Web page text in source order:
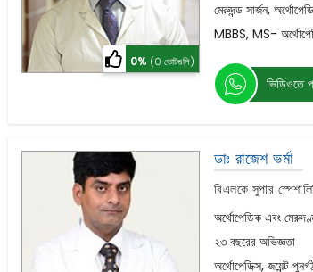
0% (0 ভোটগুলি)
মেরুদন্ড সার্জন,
MBBS, MS-
ভিডিওতে
ডাঃ রাজেশ ভর্মা
বিএলকে সুপার
অর্থোপেডিক এবং
২৩ বছরের অভিজ্ঞতা
অর্থোপেডিক্স, জয়েন্ট